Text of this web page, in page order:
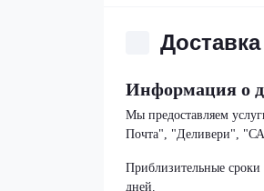
Информация о
Мы предоставляем
Почта", "Деливери",
Приблизительные
дней.